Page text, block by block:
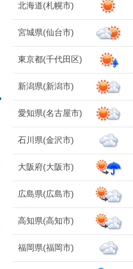
北海道(札幌市)
宮城県(仙台市)
東京都(千代田区)
新潟県(新潟市)
愛知県(名古屋市)
石川県(金沢市)
大阪府(大阪市)
広島県(広島市)
高知県(高知市)
福岡県(福岡市)